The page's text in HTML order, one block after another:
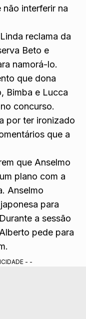
interferir na
reclama da
Beto e
namorá-lo.
que dona
Bimba e Lucca
concurso.
por ter ironizado
que a
que Anselmo
plano com a
Anselmo
para
a sessão
pede para
- -